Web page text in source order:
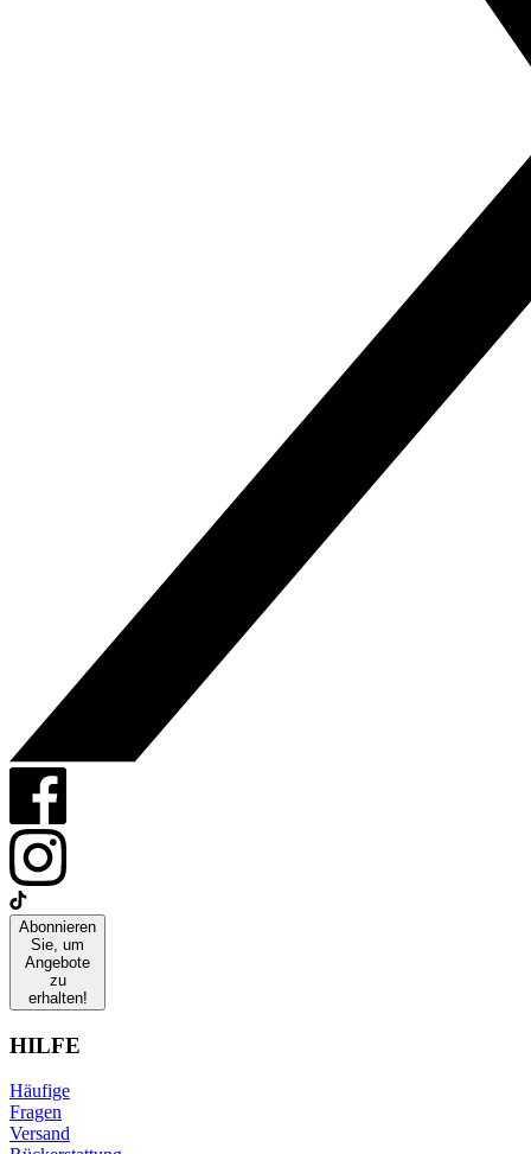
Abonnieren
Sie, um
Angebote
zu
erhalten!
HILFE
Häufige
Fragen
Versand